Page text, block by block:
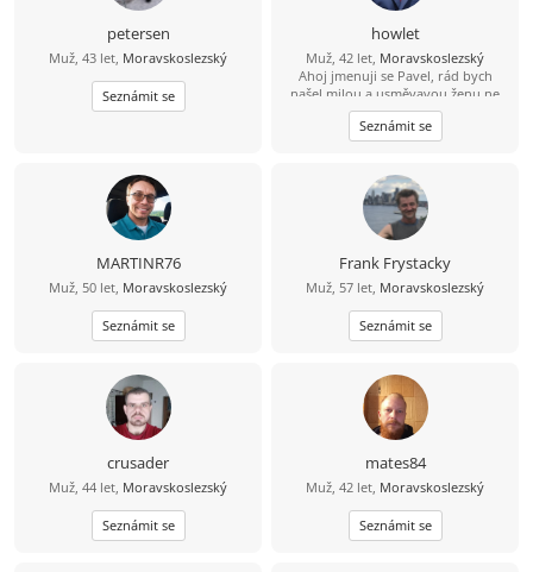
petersen
Muž, 43 let, Moravskoslezský
Seznámit se
howlet
Muž, 42 let, Moravskoslezský
Ahoj jmenuji se Pavel, rád bych
našel milou a usměvavou ženu ne
jen na pokec ale pokud možno i na
vážný vztah mezi 26 a 49 lety, pokud
budeš chtít ozvi se, budu moc rád
Seznámit se
MARTINR76
Muž, 50 let, Moravskoslezský
Seznámit se
Frank Frystacky
Muž, 57 let, Moravskoslezský
Seznámit se
crusader
Muž, 44 let, Moravskoslezský
Seznámit se
mates84
Muž, 42 let, Moravskoslezský
Seznámit se